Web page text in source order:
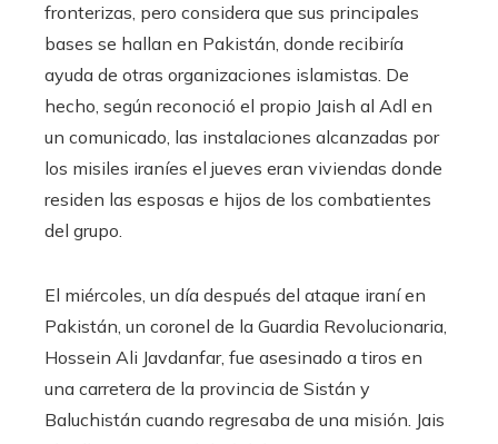
fronterizas, pero considera que sus principales
bases se hallan en Pakistán, donde recibiría
ayuda de otras organizaciones islamistas. De
hecho, según reconoció el propio Jaish al Adl en
un comunicado, las instalaciones alcanzadas por
los misiles iraníes el jueves eran viviendas donde
residen las esposas e hijos de los combatientes
del grupo.
El miércoles, un día después del ataque iraní en
Pakistán, un coronel de la Guardia Revolucionaria,
Hossein Ali Javdanfar, fue asesinado a tiros en
una carretera de la provincia de Sistán y
Baluchistán cuando regresaba de una misión. Jais